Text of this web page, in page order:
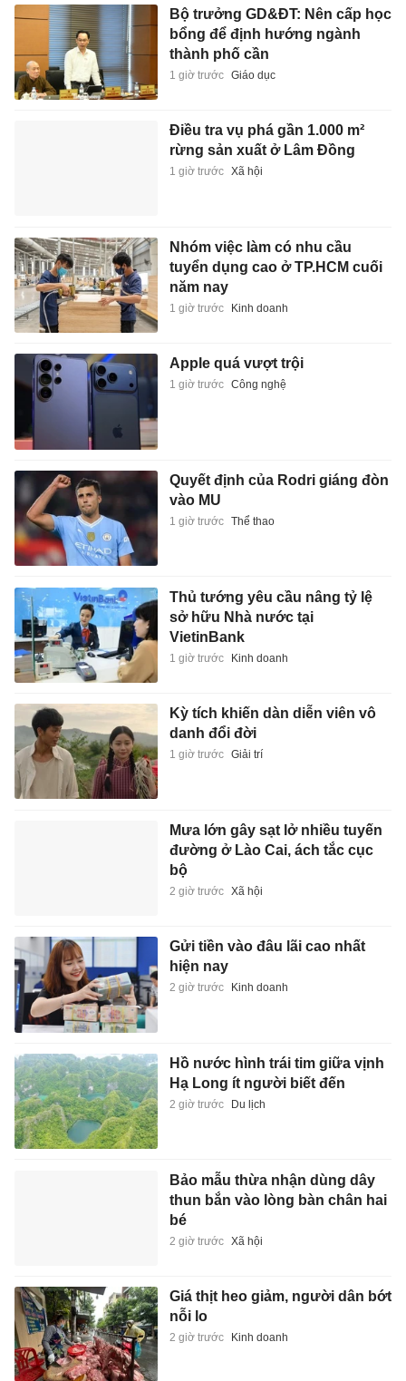
Bộ trưởng GD&ĐT: Nên cấp học
bổng để định hướng ngành
thành phố cần
1 giờ trước Giáo dục
Điều tra vụ phá gần 1.000 m²
rừng sản xuất ở Lâm Đồng
1 giờ trước Xã hội
Nhóm việc làm có nhu cầu
tuyển dụng cao ở TP.HCM cuối
năm nay
1 giờ trước Kinh doanh
Apple quá vượt trội
1 giờ trước Công nghệ
Quyết định của Rodri giáng đòn
vào MU
1 giờ trước Thể thao
Thủ tướng yêu cầu nâng tỷ lệ
sở hữu Nhà nước tại
VietinBank
1 giờ trước Kinh doanh
Kỳ tích khiến dàn diễn viên vô
danh đổi đời
1 giờ trước Giải trí
Mưa lớn gây sạt lở nhiều tuyến
đường ở Lào Cai, ách tắc cục
bộ
2 giờ trước Xã hội
Gửi tiền vào đâu lãi cao nhất
hiện nay
2 giờ trước Kinh doanh
Hồ nước hình trái tim giữa vịnh
Hạ Long ít người biết đến
2 giờ trước Du lịch
Bảo mẫu thừa nhận dùng dây
thun bắn vào lòng bàn chân hai
bé
2 giờ trước Xã hội
Giá thịt heo giảm, người dân bớt
nỗi lo
2 giờ trước Kinh doanh